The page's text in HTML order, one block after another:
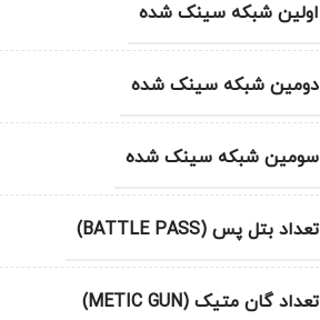
اولین شبکه سینک شده
دومین شبکه سینک شده
سومین شبکه سینک شده
تعداد بتل پس (BATTLE PASS)
تعداد گان متیک (METIC GUN)